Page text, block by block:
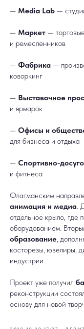
— Media Lab —
— Маркет —
и ремесленников
— Фабрика —
коворкинг
— Выставочное
и ярмарок
— Офисы и
для бизнеса и отдыха
— Спортивно-
и фитнеса
Флагманским
анимация и медиа.
отдельное крыло, где
оборудованием.
образование,
косторезы, ювелиры,
индустрии.
Проект уже получил
реконструкции
основу для новой